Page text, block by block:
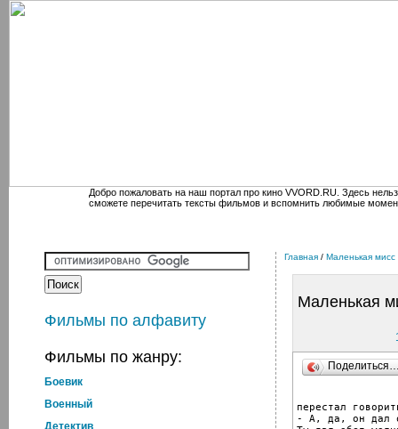
Добро пожаловать на наш портал про кино VVORD.RU. Здесь
сможете перечитать тексты фильмов и вспомнить любимые
Фильмы по алфавиту
Фильмы по жанру:
Боевик
Военный
Детектив
Главная / Маленькая мисс
Маленькая
перестал
- А, да, он дал